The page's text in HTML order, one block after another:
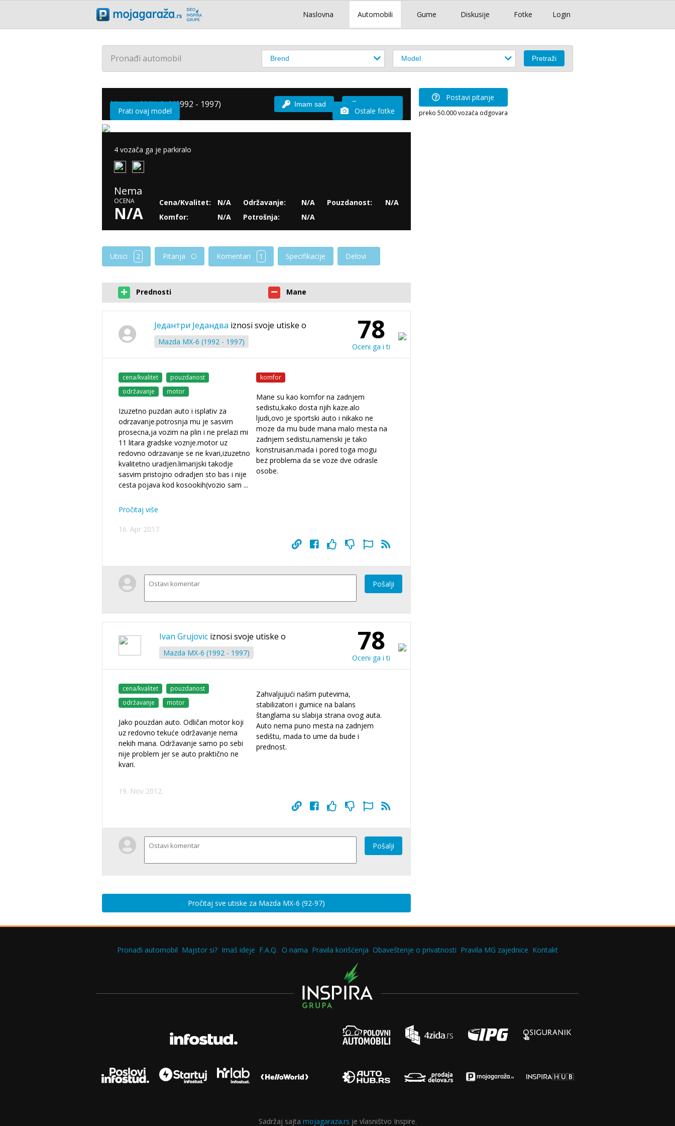
Login
Naslovna Automobili Gume Diskusije Fotke
Pronađi automobil
Mazda /MX-6 /(1992 - 1997) Imam sad
Prati ovaj model Ostale fotke
4 vozača ga je parkiralo
Nema
OCENA
N/A
Cena/Kvalitet:
N/A
Komfor:
N/A
Održavanje:
N/A
Potrošnja:
N/A
Pouzdanost: N/A
Utisci 2 Pitanja Komentari 1 Specifikacije Delovi
Prednosti Mane
Једантри Једандва iznosi svoje utiske o
Mazda MX-6 (1992 - 1997) 78
Oceni ga i ti
cena/kvalitet
pouzdanost
održavanje
motor
Izuzetno puzdan auto i isplativ za
odrzavanje.potrosnja mu je sasvim
prosecna,ja vozim na plin i ne prelazi mi
11 litara gradske voznje.motor uz
redovno odrzavanje se ne kvari,izuzetno
kvalitetno uradjen.limarijski takodje
sasvim pristojno odradjen sto bas i nije
cesta pojava kod kosookih(vozio sam ...
komfor
Mane su kao komfor na zadnjem
sedistu,kako dosta njih kaze.alo
ljudi,ovo je sportski auto i nikako ne
moze da mu bude mana malo mesta na
zadnjem sedistu,namenski je tako
konstruisan.mada i pored toga mogu
bez problema da se voze dve odrasle
osobe.
Pročitaj više
16. Apr 2017.
Pošalji
Ivan Grujovic iznosi svoje utiske o
Mazda MX-6 (1992 - 1997) 78
Oceni ga i ti
cena/kvalitet
pouzdanost
održavanje
motor
Jako pouzdan auto. Odličan motor koji
uz redovno tekuće održavanje nema
nekih mana. Održavanje samo po sebi
nije problem jer se auto praktično ne
kvari.
Zahvaljujući našim putevima,
stabilizatori i gumice na balans
štanglama su slabija strana ovog auta.
Auto nema puno mesta na zadnjem
sedištu, mada to ume da bude i
prednost.
19. Nov 2012.
Pošalji
Pročitaj sve utiske za Mazda MX-6 (92-97)
Postavi pitanje
preko 50.000 vozača odgovara
Pronađi automobil Majstor si? Imaš ideje F.A.Q. O nama Pravila korišćenja Obaveštenje o privatnosti Pravila MG zajednice Kontakt
Sadržaj sajta mojagaraza.rs je vlasništvo Inspire.